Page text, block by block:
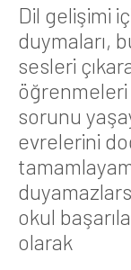
Dil gelişimi
duymaları,
sesleri
sorunu
evrelerini
okul
olarak